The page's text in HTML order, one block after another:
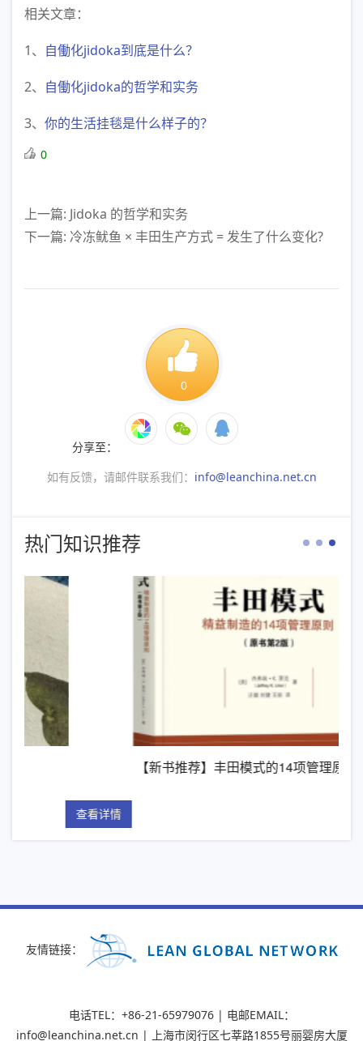
相关文章：
1、 自働化jidoka到底是什么？
2、 自働化jidoka的哲学和实务
3、 你的生活挂毯是什么样子的？
0
上一篇: Jidoka 的哲学和实务
下一篇: 冷冻鱿鱼 × 丰田生产方式 = 发生了什么变化?
0
分享至：
如有反馈，请邮件联系我们： info@leanchina.net.cn
热门知识推荐
【新书推荐】丰田模式的14项管理原则
友情链接：
电话TEL：+86-21-65979076 | 电邮EMAIL：
info@leanchina.net.cn | 上海市闵行区七莘路1855号丽婴房大厦